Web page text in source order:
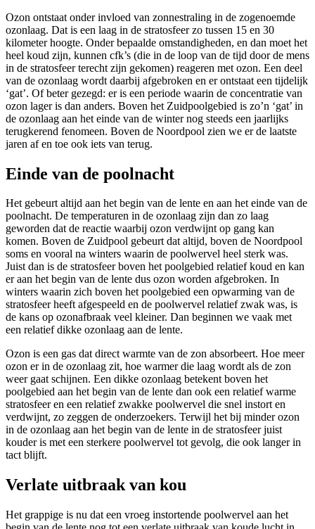
Ozon ontstaat onder invloed van zonnestraling in de zogenoemde
ozonlaag. Dat is een laag in de stratosfeer zo tussen 15 en 30
kilometer hoogte. Onder bepaalde omstandigheden, en dan moet het
heel koud zijn, kunnen cfk’s (die in de loop van de tijd door de mens
in de stratosfeer terecht zijn gekomen) reageren met ozon. Een deel
van de ozonlaag wordt daarbij afgebroken en er ontstaat een tijdelijk
‘gat’. Of beter gezegd: er is een periode waarin de concentratie van
ozon lager is dan anders. Boven het Zuidpoolgebied is zo’n ‘gat’ in
de ozonlaag aan het einde van de winter nog steeds een jaarlijks
terugkerend fenomeen. Boven de Noordpool zien we er de laatste
jaren af en toe ook iets van terug.
Einde van de poolnacht
Het gebeurt altijd aan het begin van de lente en aan het einde van de
poolnacht. De temperaturen in de ozonlaag zijn dan zo laag
geworden dat de reactie waarbij ozon verdwijnt op gang kan
komen. Boven de Zuidpool gebeurt dat altijd, boven de Noordpool
soms en vooral na winters waarin de poolwervel heel sterk was.
Juist dan is de stratosfeer boven het poolgebied relatief koud en kan
er aan het begin van de lente dus ozon worden afgebroken. In
winters waarin zich boven het poolgebied een opwarming van de
stratosfeer heeft afgespeeld en de poolwervel relatief zwak was, is
de kans op ozonafbraak veel kleiner. Dan beginnen we vaak met
een relatief dikke ozonlaag aan de lente.
Ozon is een gas dat direct warmte van de zon absorbeert. Hoe meer
ozon er in de ozonlaag zit, hoe warmer die laag wordt als de zon
weer gaat schijnen. Een dikke ozonlaag betekent boven het
poolgebied aan het begin van de lente dan ook een relatief warme
stratosfeer en een relatief zwakke poolwervel die snel instort en
verdwijnt, zo zeggen de onderzoekers. Terwijl het bij minder ozon
in de ozonlaag aan het begin van de lente in de stratosfeer juist
kouder is met een sterkere poolwervel tot gevolg, die ook langer in
tact blijft.
Verlate uitbraak van kou
Het grappige is nu dat een vroeg instortende poolwervel aan het